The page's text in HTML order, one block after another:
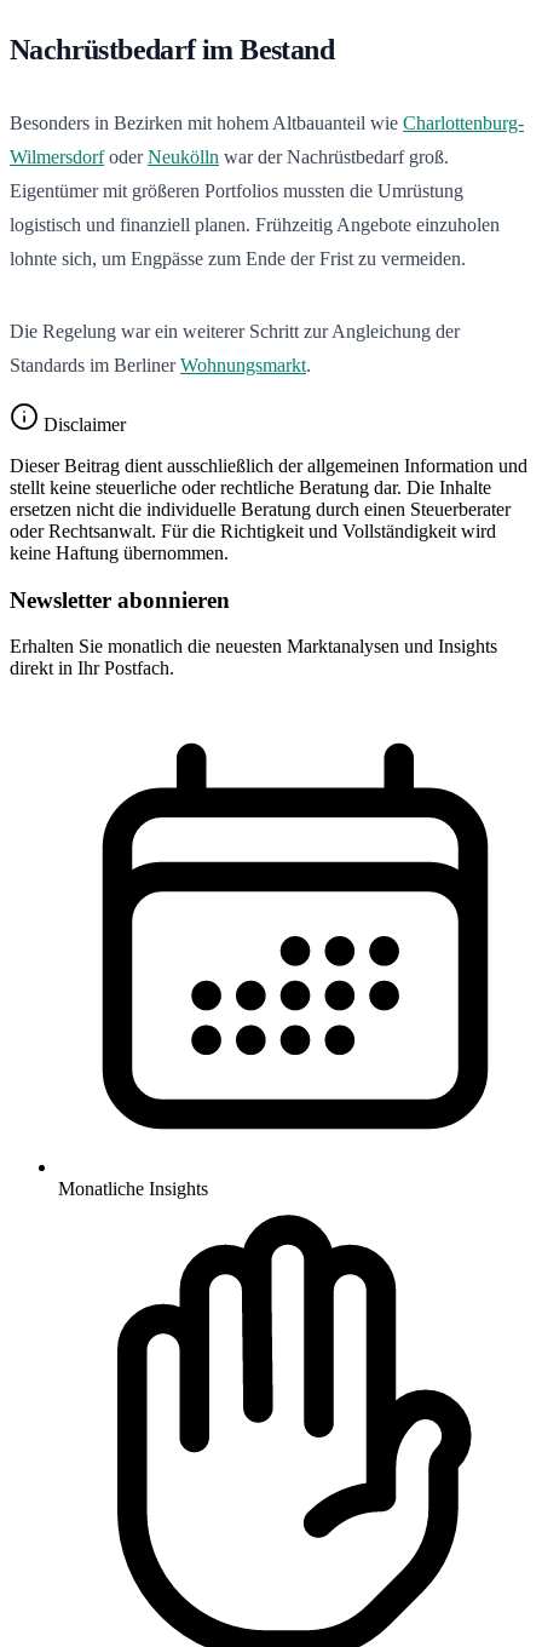
Nachrüstbedarf im Bestand
Besonders in Bezirken mit hohem Altbauanteil wie Charlottenburg-
WilmersdorfoderNeukölln war der Nachrüstbedarf groß.
Eigentümer mit größeren Portfolios mussten die Umrüstung
logistisch und finanziell planen. Frühzeitig Angebote einzuholen
lohnte sich, um Engpässe zum Ende der Frist zu vermeiden.
Die Regelung war ein weiterer Schritt zur Angleichung der
Standards im BerlinerWohnungsmarkt.
Disclaimer
Dieser Beitrag dient ausschließlich der allgemeinen Information und
stellt keine steuerliche oder rechtliche Beratung dar. Die Inhalte
ersetzen nicht die individuelle Beratung durch einen Steuerberater
oder Rechtsanwalt. Für die Richtigkeit und Vollständigkeit wird
keine Haftung übernommen.
Newsletter abonnieren
Erhalten Sie monatlich die neuesten Marktanalysen und Insights
direkt in Ihr Postfach.
Monatliche Insights